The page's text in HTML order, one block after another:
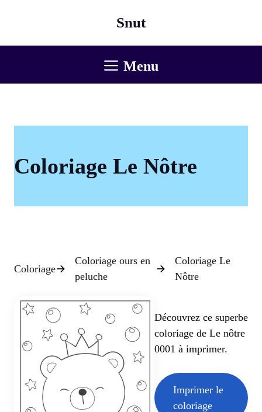
Snut
Menu
Coloriage Le Nôtre
Coloriage
Coloriage ours en
peluche
Coloriage Le
Nôtre
Découvrez ce superbe
coloriage de Le nôtre
0001 à imprimer.
Imprimer le
coloriage